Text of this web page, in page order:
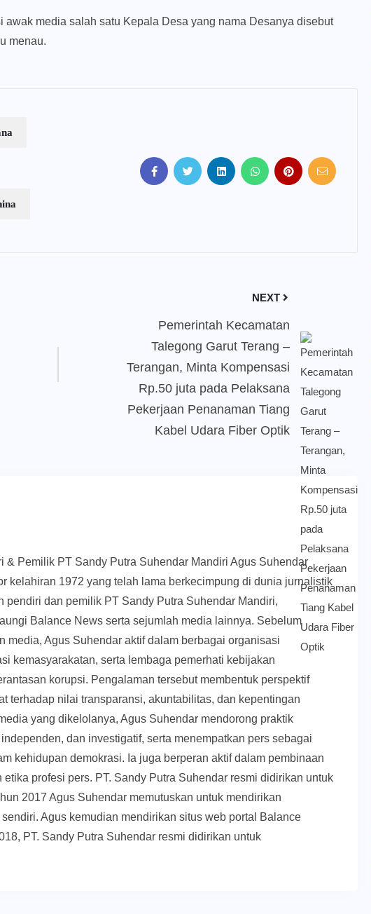
awak media salah satu Kepala Desa yang nama Desanya disebut
menau.
NEXT
Pemerintah Kecamatan
Talegong Garut Terang –
Terangan, Minta Kompensasi
Rp.50 juta pada Pelaksana
Pekerjaan Penanaman Tiang
Kabel Udara Fiber Optik
& Pemilik PT Sandy Putra Suhendar Mandiri Agus Suhendar
kelahiran 1972 yang telah lama berkecimpung di dunia jurnalistik
pendiri dan pemilik PT Sandy Putra Suhendar Mandiri,
Balance News serta sejumlah media lainnya. Sebelum
media, Agus Suhendar aktif dalam berbagai organisasi
kemasyarakatan, serta lembaga pemerhati kebijakan
korupsi. Pengalaman tersebut membentuk perspektif
terhadap nilai transparansi, akuntabilitas, dan kepentingan
yang dikelolanya, Agus Suhendar mendorong praktik
dan investigatif, serta menempatkan pers sebagai
kehidupan demokrasi. Ia juga berperan aktif dalam pembinaan
profesi pers. PT. Sandy Putra Suhendar resmi didirikan untuk
2017 Agus Suhendar memutuskan untuk mendirikan
Agus kemudian mendirikan situs web portal Balance
PT. Sandy Putra Suhendar resmi didirikan untuk